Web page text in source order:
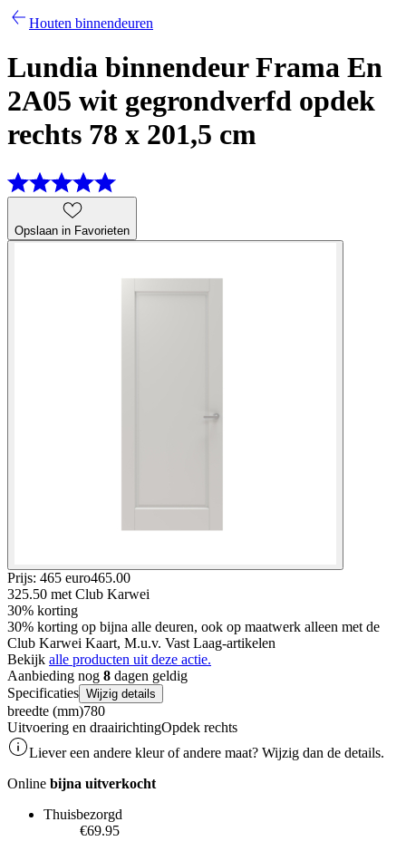
Houten binnendeuren
Lundia binnendeur Frama En
2A05 wit gegrondverfd opdek
rechts 78 x 201,5 cm
Opslaan in Favorieten
Prijs: 465 euro465.00
325.50 met Club Karwei
30% korting
30% korting op bijna alle deuren, ook op maatwerk alleen met de
Club Karwei Kaart, M.u.v. Vast Laag-artikelen
Bekijk alle producten uit deze actie.
Aanbieding nog 8 dagen geldig
Specificaties Wijzig details
breedte (mm)780
Uitvoering en draairichtingOpdek rechts
Liever een andere kleur of andere maat? Wijzig dan de details.
Online bijna uitverkocht
Thuisbezorgd
€69.95